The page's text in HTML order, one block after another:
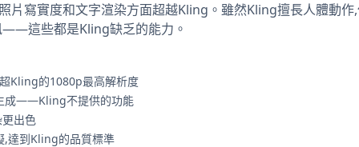
片寫實度和文字渲染方面超越Kling。雖然Kling擅長人體動
——這些都是Kling缺乏的能力。
Kling的1080p最高解析度
成——Kling不提供的功能
出色
,達到Kling的品質標準